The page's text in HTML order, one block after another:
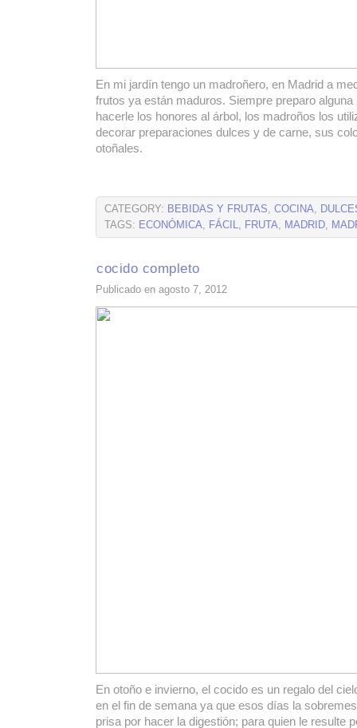
En mi jardín tengo un madroñero, en Madrid a
frutos ya están maduros. Siempre preparo alguna
hacerle los honores al árbol, los madroños los
decorar preparaciones dulces y de carne, sus
otoñales.
CATEGORY: BEBIDAS Y FRUTAS, COCINA,
TAGS: ECONÓMICA, FÁCIL, FRUTA, MADRID,
cocido completo
Publicado en agosto 7, 2012
En otoño e invierno, el cocido es un regalo del
en el fin de semana ya que esos días la
prisa por hacer la digestión; para quien le resulte